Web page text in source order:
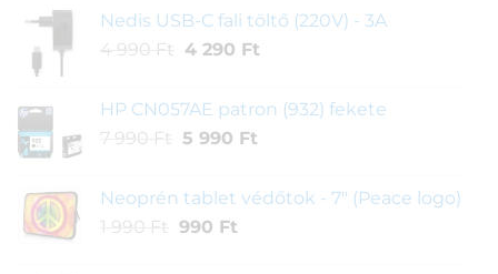
3
590 Ft.
1
990 Ft.
Nedis USB-C fali töltő (220V) - 3A
4 990 Ft
Original
4
990 Ft.
4 290 FtCurrent
4
HP CN057AE patron (932) fekete
7 990 Ft
Original
7
990 Ft.
5 990 FtCurrent
5
Neoprén tablet védőtok - 7" (Peace logo)
1 990 Ft
Original
990 FtCurrent